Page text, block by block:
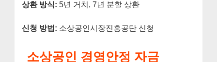
상환 방식: 5년 거치, 7년 분할 상환
신청 방법: 소상공인시장진흥공단 신청
소상공인 경영안정 자금